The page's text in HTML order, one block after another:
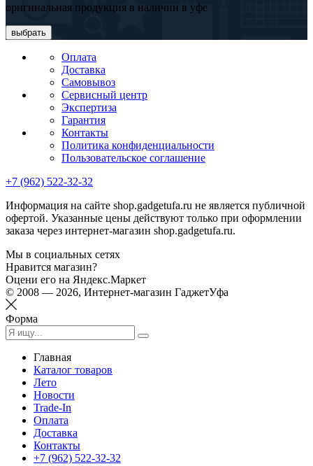
оригинальная продукция в наличии в уфе
выбрать
Оплата
Доставка
Самовывоз
Сервисный центр
Экспертиза
Гарантия
Контакты
Политика конфиденциальности
Пользовательское соглашение
+7 (962) 522-32-32
Информация на сайте shop.gadgetufa.ru не является публичной
офертой. Указанные цены действуют только при оформлении
заказа через интернет-магазин shop.gadgetufa.ru.
Мы в социальных сетях
Нравится магазин?
Оцени его на Яндекс.Маркет
© 2008 — 2026, Интернет-магазин ГаджетУфа
Форма
Главная
Каталог товаров
Лето
Новости
Trade-In
Оплата
Доставка
Контакты
+7 (962) 522-32-32